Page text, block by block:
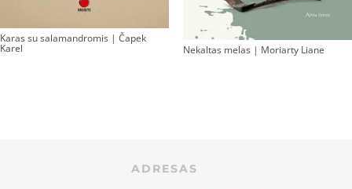
Karas su salamandromis | Čapek
Karel Nekaltas melas | Moriarty Liane
ADRESAS